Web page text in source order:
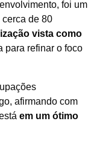
foi um
de 80
vista como
para refinar o foco
afirmando com
em um ótimo